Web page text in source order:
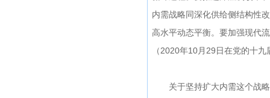
内需战略同深化供给侧结构性
高水平动态平衡。要加强现代
（2020年10月29日在党的十
关于坚持扩大内需这个战略